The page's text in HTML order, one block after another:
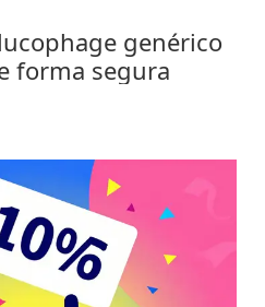
genérico
forma segura